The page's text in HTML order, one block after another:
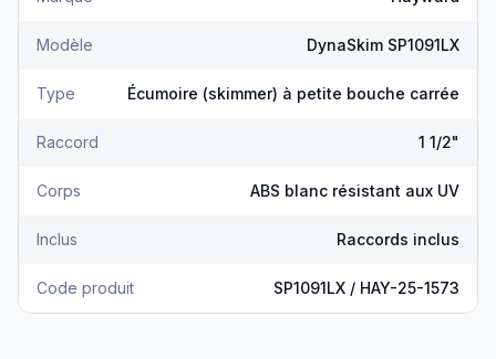
Modèle DynaSkim SP1091LX
Type Écumoire (skimmer) à petite bouche carrée
Raccord 1 1/2"
Corps ABS blanc résistant aux UV
Inclus Raccords inclus
Code produit SP1091LX / HAY-25-1573